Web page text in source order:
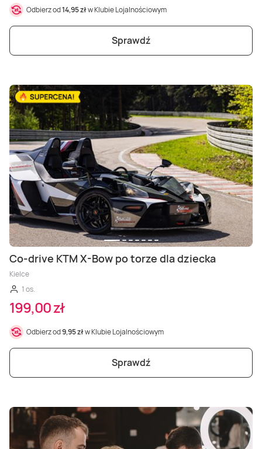
Odbierz od14,95 złw Klubie Lojalnościowym
Sprawdź
Co-drive KTM X-Bow po torze dla dziecka
Kielce
1 os.
199,00 zł
Odbierz od9,95 złw Klubie Lojalnościowym
Sprawdź